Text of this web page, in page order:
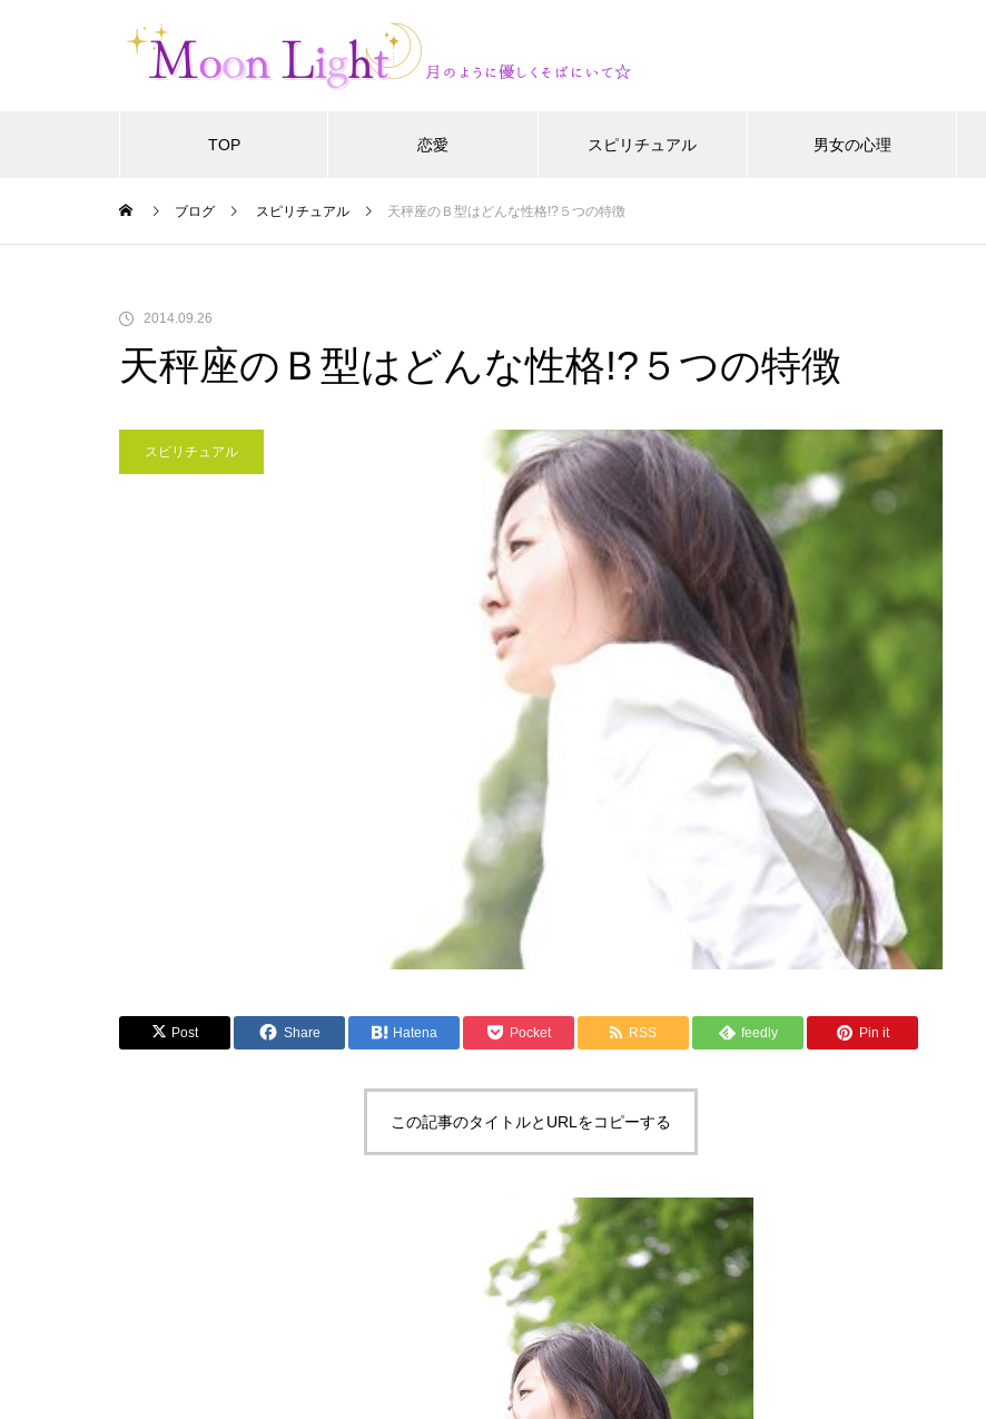
TOP 恋愛 スピリチュアル 男女の心理
ブログ スピリチュアル 天秤座のＢ型はどんな性格!?５つの特徴
2014.09.26
天秤座のＢ型はどんな性格!?５つの特徴
スピリチュアル
Post Share Hatena Pocket RSS feedly Pin it
この記事のタイトルとURLをコピーする